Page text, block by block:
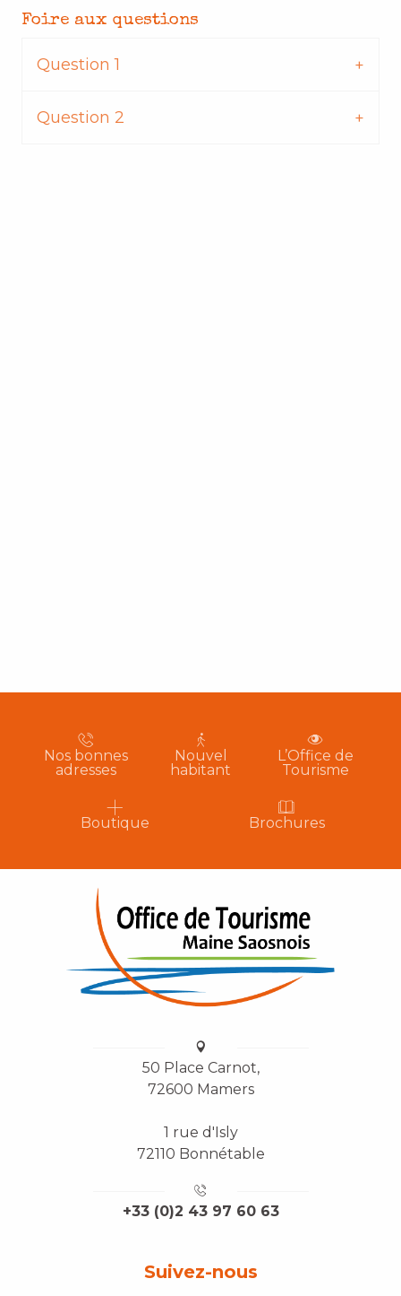
Foire aux questions
Question 1
Question 2
Nos bonnes
adresses
Nouvel
habitant
L’Office de
Tourisme
Boutique Brochures
50 Place Carnot,
72600 Mamers
1 rue d'Isly
72110 Bonnétable
+33 (0)2 43 97 60 63
Suivez-nous